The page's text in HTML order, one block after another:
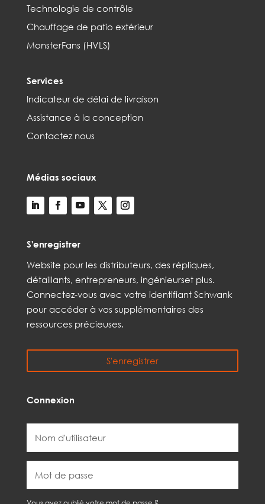
Technologie de contrôle
Chauffage de patio extérieur
MonsterFans (HVLS)
Services
Indicateur de délai de livraison
Assistance à la conception
Contactez nous
Médias sociaux
S'enregistrer
Website pour les distributeurs, des répliques,
détaillants, entrepreneurs, ingénieurset plus.
Connectez-vous avec votre identifiant Schwank
pour accéder à vos supplémentaires des
ressources précieuses.
S'enregistrer
Connexion